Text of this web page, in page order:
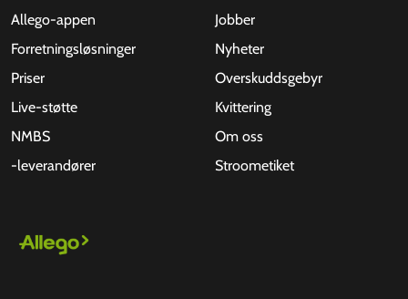
Allego-appen
Forretningsløsninger
Priser
Live-støtte
NMBS
-leverandører
Jobber
Nyheter
Overskuddsgebyr
Kvittering
Om oss
Stroometiket